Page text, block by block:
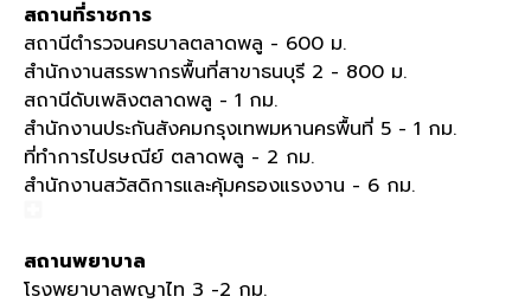
สถานที่ราชการ
สถานีตำรวจนครบาลตลาดพลู - 600 ม.
สำนักงานสรรพากรพื้นที่สาขาธนบุรี 2 - 800 ม.
สถานีดับเพลิงตลาดพลู - 1 กม.
สำนักงานประกันสังคมกรุงเทพมหานครพื้นที่ 5 - 1 กม.
ที่ทำการไปรษณีย์ ตลาดพลู - 2 กม.
สำนักงานสวัสดิการและคุ้มครองแรงงาน - 6 กม.
สถานพยาบาล
โรงพยาบาลพญาไท 3 -2 กม.